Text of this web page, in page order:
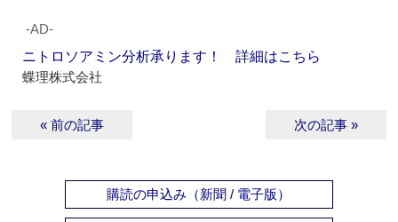
‐AD‐
ニトロソアミン分析承ります！ 詳細はこちら
蝶理株式会社
« 前の記事 次の記事 »
購読の申込み（新聞 / 電子版）